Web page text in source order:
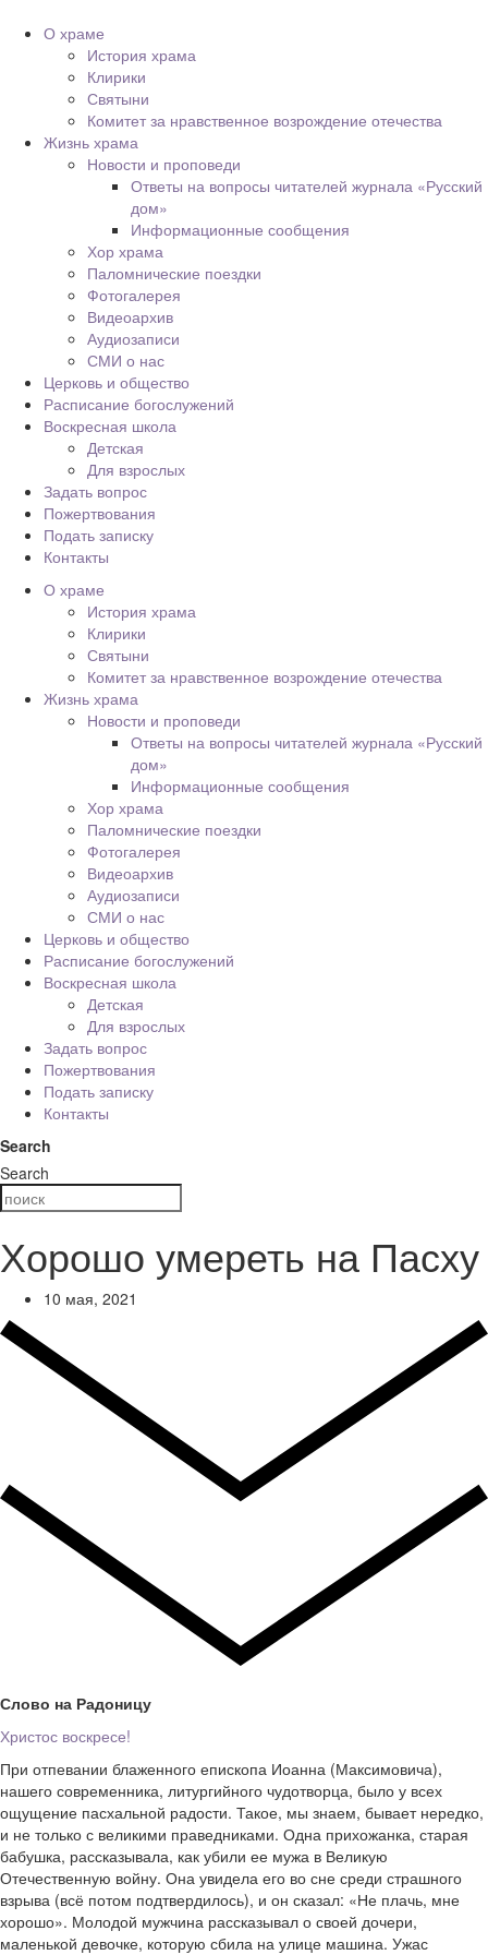
О храме
История храма
Клирики
Святыни
Комитет за нравственное возрождение отечества
Жизнь храма
Новости и проповеди
Ответы на вопросы читателей журнала «Русский
дом»
Информационные сообщения
Хор храма
Паломнические поездки
Фотогалерея
Видеоархив
Аудиозаписи
СМИ о нас
Церковь и общество
Расписание богослужений
Воскресная школа
Детская
Для взрослых
Задать вопрос
Пожертвования
Подать записку
Контакты
О храме
История храма
Клирики
Святыни
Комитет за нравственное возрождение отечества
Жизнь храма
Новости и проповеди
Ответы на вопросы читателей журнала «Русский
дом»
Информационные сообщения
Хор храма
Паломнические поездки
Фотогалерея
Видеоархив
Аудиозаписи
СМИ о нас
Церковь и общество
Расписание богослужений
Воскресная школа
Детская
Для взрослых
Задать вопрос
Пожертвования
Подать записку
Контакты
Search
Search
Хорошо умереть на Пасху
10 мая, 2021
Слово на Радоницу
Христос воскресе!
При отпевании блаженного епископа Иоанна (Максимовича),
нашего современника, литургийного чудотворца, было у всех
ощущение пасхальной радости. Такое, мы знаем, бывает нередко,
и не только с великими праведниками. Одна прихожанка, старая
бабушка, рассказывала, как убили ее мужа в Великую
Отечественную войну. Она увидела его во сне среди страшного
взрыва (всё потом подтвердилось), и он сказал: «Не плачь, мне
хорошо». Молодой мужчина рассказывал о своей дочери,
маленькой девочке, которую сбила на улице машина. Ужас